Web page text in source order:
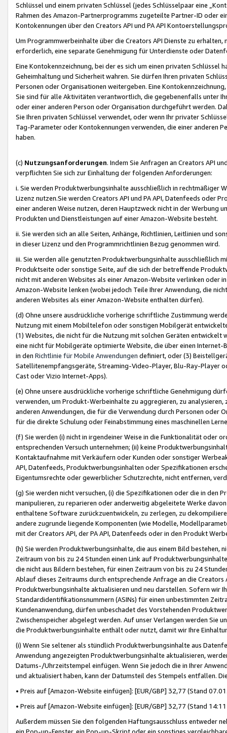
Schlüssel und einem privaten Schlüssel (jedes Schlüsselpaar eine
Rahmen des Amazon-Partnerprogramms zugeteilte Partner-ID oder
Kontokennungen über den Creators API und PA API
Um Programmwerbeinhalte über die Creators API Dienste zu
erforderlich, eine separate Genehmigung für Unterdienste oder
Eine Kontokennzeichnung, bei der es sich um einen privaten
Geheimhaltung und Sicherheit wahren. Sie dürfen Ihren privaten
Personen oder Organisationen weitergeben. Eine
Sie sind für alle Aktivitäten verantwortlich, die gegebenenfalls unter
oder einer anderen Person oder Organisation durchgeführt werden.
Sie Ihren privaten Schlüssel verwendet, oder wenn Ihr privater
Tag-Parameter oder Kontokennungen verwenden, die einer anderen
haben.
(c) Nutzungsanforderungen. Indem Sie Anfragen an Creators API
verpflichten Sie sich zur Einhaltung der folgenden Anforderungen:
i. Sie werden Produktwerbungsinhalte ausschließlich in rechtmäßiger
Lizenz nutzen.Sie werden Creators API und PA API, Datenfeeds oder
einer anderen Weise nutzen, deren Hauptzweck nicht in der Werbung
Produkten und Dienstleistungen auf einer Amazon-Website besteht.
ii. Sie werden sich an alle Seiten, Anhänge, Richtlinien, Leitlinien und
in dieser Lizenz und den Programmrichtlinien Bezug genommen wird.
iii. Sie werden alle genutzten Produktwerbungsinhalte ausschließlich
Produktseite oder sonstige Seite, auf die sich der betreffende
nicht mit anderen Websites als einer Amazon-Website verlinken oder
Amazon-Website lenken (wobei jedoch Teile Ihrer Anwendung, die
anderen Websites als einer Amazon-Website enthalten dürfen).
(d) Ohne unsere ausdrückliche vorherige schriftliche Zustimmung
Nutzung mit einem Mobiltelefon oder sonstigen Mobilgerät
(1) Websites, die nicht für die Nutzung mit solchen Geräten
eine nicht für Mobilgeräte optimierte Website, die über einen
in den Richtlinie für Mobile Anwendungen definiert, oder (3)
Satellitenempfangsgeräte, Streaming-Video-Player, Blu-Ray-Player
Cast oder Vizio Internet-Apps).
(e) Ohne unsere ausdrückliche vorherige schriftliche Genehmigung
verwenden, um Produkt-Werbeinhalte zu aggregieren, zu
anderen Anwendungen, die für die Verwendung durch Personen
für die direkte Schulung oder Feinabstimmung eines maschinellen
(f) Sie werden (i) nicht in irgendeiner Weise in die Funktionalität oder
entsprechenden Versuch unternehmen; (ii) keine
Kontaktaufnahme mit Verkäufern oder Kunden oder sonstiger
API, Datenfeeds, Produktwerbungsinhalten oder Spezifikationen
Eigentumsrechte oder gewerblicher Schutzrechte, nicht entfernen,
(g) Sie werden nicht versuchen, (i) die Spezifikationen oder die in
manipulieren, zu reparieren oder anderweitig abgeleitete Werke
enthaltene Software zurückzuentwickeln, zu zerlegen, zu
andere zugrunde liegende Komponenten (wie Modelle,
mit der Creators API, der PA API, Datenfeeds oder in den Produkt
(h) Sie werden Produktwerbungsinhalte, die aus einem Bild bestehen,
Zeitraum von bis zu 24 Stunden einen Link auf
die nicht aus Bildern bestehen, für einen Zeitraum von bis zu 24
Ablauf dieses Zeitraums durch entsprechende Anfrage an die
Produktwerbungsinhalte aktualisieren und neu darstellen. Sofern wir
Standardidentifikationsnummern (ASINs) für einen unbestimmten
Kundenanwendung, dürfen unbeschadet des Vorstehenden
Zwischenspeicher abgelegt werden. Auf unser Verlangen werden Sie
die Produktwerbungsinhalte enthält oder nutzt, damit wir Ihre
(i) Wenn Sie seltener als stündlich Produktwerbungsinhalte aus
Anwendung angezeigten Produktwerbungsinhalte aktualisieren,
Datums-/Uhrzeitstempel einfügen. Wenn Sie jedoch die in Ihrer
und aktualisiert haben, kann der Datumsteil des Stempels entfallen.
• Preis auf [Amazon-Website einfügen]: [EUR/GBP] 32,77 (Stand
• Preis auf [Amazon-Website einfügen]: [EUR/GBP] 32,77 (Stand
Außerdem müssen Sie den folgenden Haftungsausschluss entweder
ein Pop-up-Fenster, ein Pop-up-Skript oder ein sonstiges